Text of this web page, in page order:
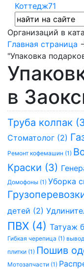
Коттедж71
Организаций в
Главная страница
"Упаковка
в
Труба колпак
Стоматолог (2)
Ремонт кофемашин (1)
Краски (3)
Домофоны (1) Уборка
детей (2)
ПВХ (4) Татуаж
Гибкая черепица (1)
плитки (1) Пошив
Мотозапчасти (1)